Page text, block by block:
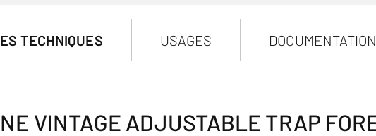
TECHNIQUES USAGES DOCUMENTATION
VINTAGE ADJUSTABLE TRAP